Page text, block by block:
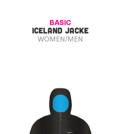
BASIC
ICELAND JACKE
WOMEN/MEN